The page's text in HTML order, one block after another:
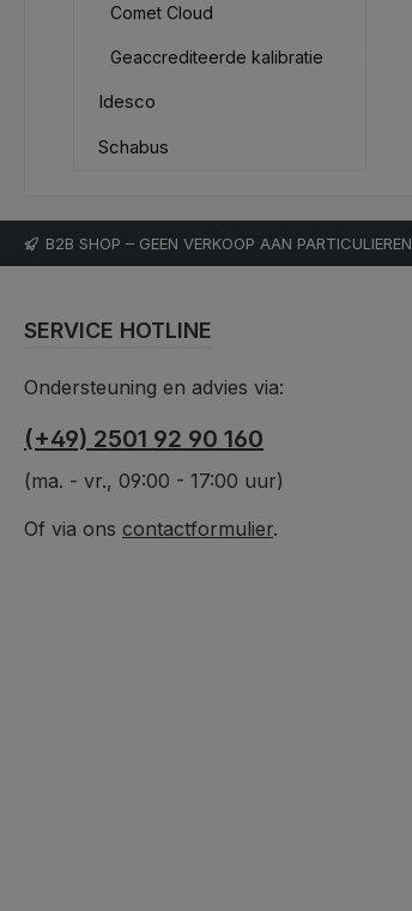
Comet Cloud
Geaccrediteerde kalibratie
Idesco
Schabus
B2B SHOP – GEEN VERKOOP AAN
SERVICE HOTLINE
Ondersteuning en advies via:
(+49) 2501 92 90 160
(ma. - vr., 09:00 - 17:00 uur)
Of via ons contactformulier.